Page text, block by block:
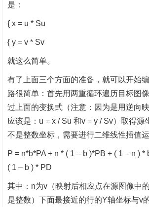
是：
{ x = u * Su
{ y = v * Sv
就这么简单。
有了上面三个方面的准备，就可以开始
路很简单：首先用两重循环遍历目标图
过上面的变换式（注意：因为是用逆向
应该是： u = x / Su 和v = y / Sv）取得源
不是整数坐标，需要进行二维线性插值运
P = n*b*PA + n * ( 1 – b )*PB + ( 1 – n ) *
( 1 – b ) * PD
其中： n为v（映射后相应点在源图像中
是整数）下面最接近的行的Y轴坐标与v